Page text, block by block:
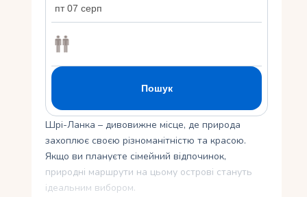
Шрі-Ланка – дивовижне місце, де природа
захоплює своєю різноманітністю та красою.
Якщо ви плануєте сімейний відпочинок,
природні маршрути на цьому острові стануть
ідеальним вибором.